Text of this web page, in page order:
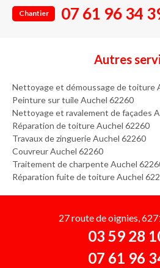
Chantier 07 61 96 34
Autres
Nettoyage et démoussage de toiture
Peinture sur tuile Auchel 62260
Nettoyage et ravalement de façades
Réparation de toiture Auchel 62260
Travaux de zinguerie Auchel 62260
Couvreur Auchel 62260
Traitement de charpente Auchel
Réparation fuite de toiture Auchel
27 route de oignies,
03 59 28
07 61 96